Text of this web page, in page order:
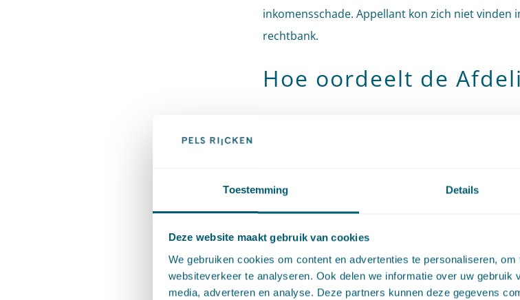
Toestemming Details
Deze website maakt gebruik van cookies
We gebruiken cookies om content en advertenties te personaliseren,
websiteverkeer te analyseren. Ook delen we informatie over uw
media, adverteren en analyse. Deze partners kunnen deze gegevens
inkomensschade. Appellant kon zich niet vinden
rechtbank.
Hoe oordeelt de
inkomensschade, de inkomensschade
het onteigeningsrecht moet worden
door het bedrag van de gemiddelde jaarlijkse